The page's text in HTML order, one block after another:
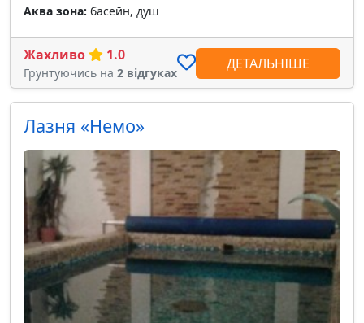
Аква зона: басейн, душ
Жахливо 1.0
Грунтуючись на 2 відгуках
ДЕТАЛЬНІШЕ
Лазня «Немо»